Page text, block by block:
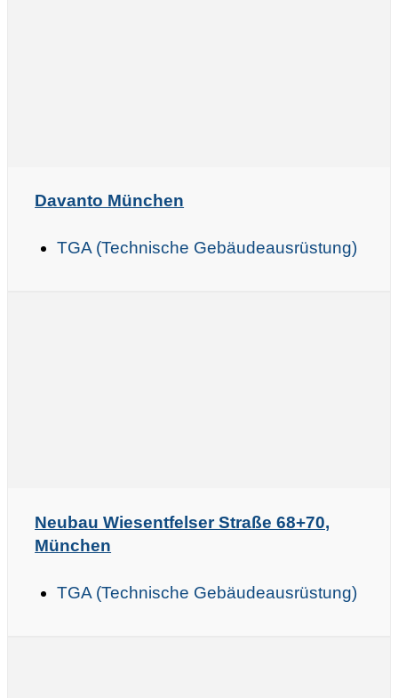
Davanto München
TGA (Technische Gebäudeausrüstung)
Neubau Wiesentfelser Straße 68+70,
München
TGA (Technische Gebäudeausrüstung)